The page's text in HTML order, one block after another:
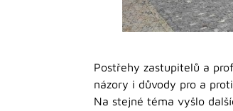
Postřehy zastupitelů a
názory i důvody pro a
Na stejné téma vyšlo